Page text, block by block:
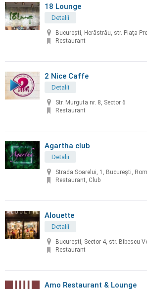
18 Lounge
Detalii
București, Herăstrău, str. Piața
Restaurant
2 Nice Caffe
Detalii
Str. Murguta nr. 8, Sector 6
Restaurant
Agartha club
Detalii
Strada Soarelui, 1, Bucureşti,
Restaurant, Club
Alouette
Detalii
București, Sector 4, str. Bibescu
Restaurant
Amo Restaurant & Lounge